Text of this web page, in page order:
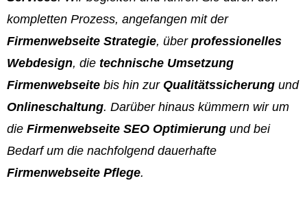
kompletten Prozess, angefangen mit der
Firmenwebseite Strategie, überprofessionelles
Webdesign, die technische Umsetzung
Firmenwebseite bis hin zur Qualitätssicherung und
Onlineschaltung. Darüber hinaus kümmern wir um
die Firmenwebseite SEO Optimierung und bei
Bedarf um die nachfolgend dauerhafte
Firmenwebseite Pflege.